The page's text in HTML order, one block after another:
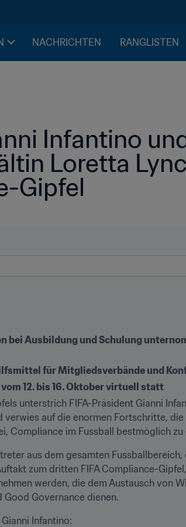
NACHRICHTEN RANGLISTEN
Infantino
Loretta
Gipfel
bei Ausbildung und Schulung
für Mitgliedsverbände und
12. bis 16. Oktober virtuell statt
unterstrich FIFA-Präsident Gianni
auf die enormen Fortschritte,
Compliance im Fussball bestmöglich
aus dem gesamten
zum dritten FIFA Compliance-
werden, die dem Austausch von
Good Governance dienen.
Infantino: